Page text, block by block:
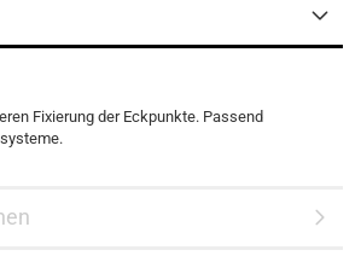
Fixierung der Eckpunkte. Passend